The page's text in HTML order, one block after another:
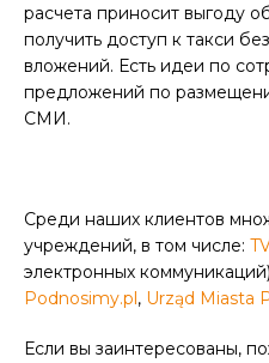
расчета приносит выгоду
получить доступ к такси
вложений. Есть идеи по
предложений по
СМИ.
Среди наших клиентов
учреждений, в том числе:
электронных
Podnosimy.pl, Urząd Miasta
Если вы заинтересованы,